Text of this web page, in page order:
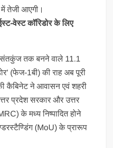
में तेजी आएगी।
वेस्ट कॉरिडोर के लिए
तक बनने वाले 11.1
(फेज-1बी) की राह अब पूरी
कैबिनेट ने आवासन एवं शहरी
प्रदेश सरकार और उत्तर
के मध्य निष्पादित होने
(MoU) के प्रारूप